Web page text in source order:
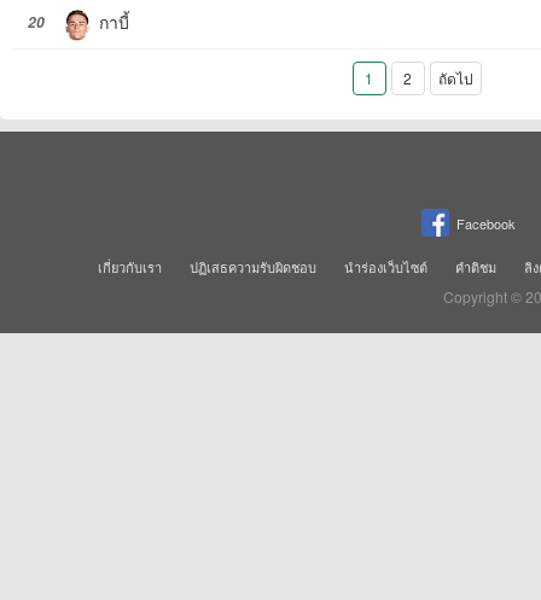
20 กาบี้
1 2 ถัดไป
Facebook
เกี่ยวกับเรา ปฏิเสธความรับผิดชอบ นำร่องเว็บไซต์ คำติชม ลิ
Copyright ©